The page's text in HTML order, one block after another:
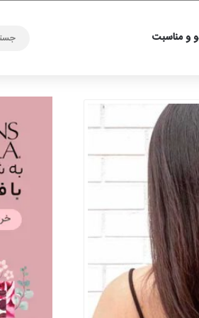
و مناسبت